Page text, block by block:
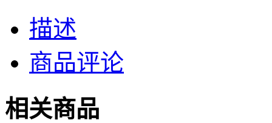
描述
商品评论
相关商品